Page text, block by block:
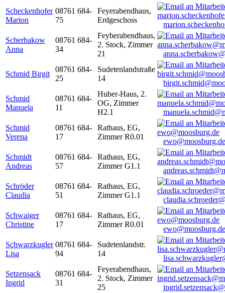
Scheckenhofer
Marion
08761 684-
75
Feyerabendhaus,
Erdgeschoss
Scherbakow
Anna
08761 684-
34
Feyberabendhaus,
2. Stock, Zimmer
21
Schmid Birgit
08761 684-
25
Sudetenlandstraße
14
Schmid
Manuela
08761 684-
11
Huber-Haus, 2.
OG, Zimmer
H2.1
Schmid
Verena
08761 684-
17
Rathaus, EG,
Zimmer R0.01
ewo@moosburg.de
Schmidt
Andreas
08761 684-
57
Rathaus, EG,
Zimmer G1.1
Schröder
Claudia
08761 684-
51
Rathaus, EG,
Zimmer G1.1
Schwaiger
Christine
08761 684-
17
Rathaus, EG,
Zimmer R0.01
ewo@moosburg.de
Schwarzkugler
Lisa
08761 684-
94
Sudetenlandstr.
14
Setzensack
Ingrid
08761 684-
31
Feyerabendhaus,
2. Stock, Zimmer
25